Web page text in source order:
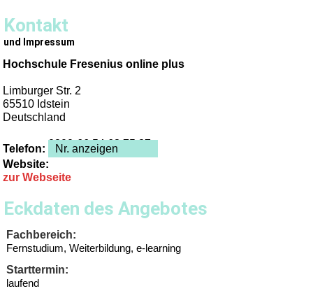
Kontakt
und Impressum
Hochschule Fresenius online plus
Limburger Str. 2
65510 Idstein
Deutschland
Telefon: 0800-66 54 63 75 87
Nr. anzeigen
Website:
zur Webseite
Eckdaten des Angebotes
Fachbereich:
Fernstudium, Weiterbildung, e-learning
Starttermin:
laufend